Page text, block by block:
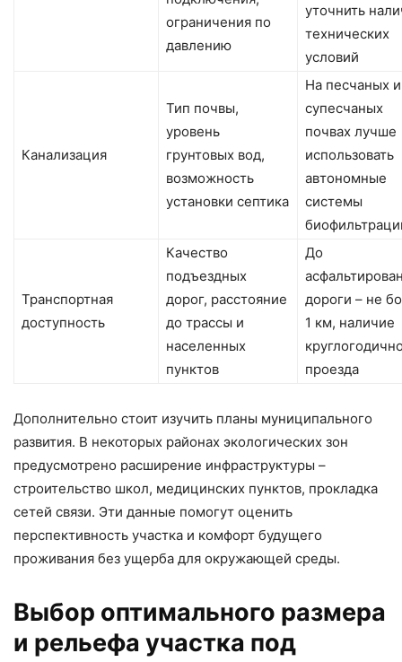
ограничения по
давлению
уточнить
технических
условий
Канализация
Тип почвы,
уровень
грунтовых вод,
возможность
установки септика
На песчаных и
супесчаных
почвах лучше
использовать
автономные
системы
Транспортная
доступность
Качество
подъездных
дорог, расстояние
до трассы и
населенных
пунктов
До
дороги – не
1 км, наличие
проезда
Дополнительно стоит изучить планы муниципального
развития. В некоторых районах экологических зон
предусмотрено расширение инфраструктуры –
строительство школ, медицинских пунктов, прокладка
сетей связи. Эти данные помогут оценить
перспективность участка и комфорт будущего
проживания без ущерба для окружающей среды.
Выбор оптимального размера
и рельефа участка под